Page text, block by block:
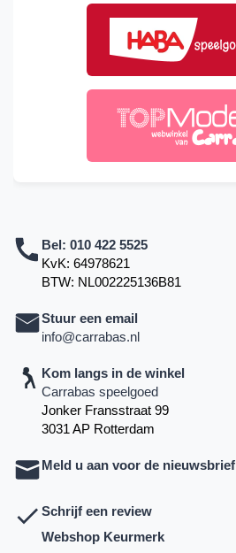
Bel: 010 422 5525
KvK: 64978621
BTW: NL002225136B81
Stuur een email
info@carrabas.nl
Kom langs in de winkel
Carrabas speelgoed
Jonker Fransstraat 99
3031 AP Rotterdam
Meld u aan voor de nieuwsbrief
Schrijf een review
Webshop Keurmerk